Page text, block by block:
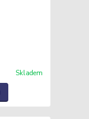
Skladem